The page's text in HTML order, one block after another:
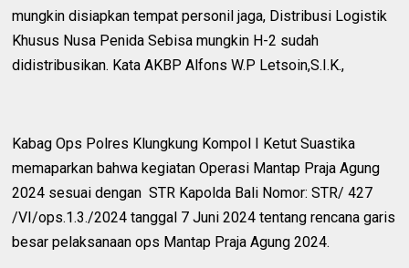
mungkin disiapkan tempat personil jaga, Distribusi Logistik
Khusus Nusa Penida Sebisa mungkin H-2 sudah
didistribusikan. Kata AKBP Alfons W.P Letsoin,S.I.K.,
Kabag Ops Polres Klungkung Kompol I Ketut Suastika
memaparkan bahwa kegiatan Operasi Mantap Praja Agung
2024 sesuai dengan STR Kapolda Bali Nomor: STR/ 427
/VI/ops.1.3./2024 tanggal 7 Juni 2024 tentang rencana garis
besar pelaksanaan ops Mantap Praja Agung 2024.